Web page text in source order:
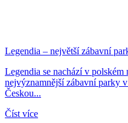
Legendia – největší zábavní
Legendia se nachází v polském
nejvýznamnější zábavní parky
Českou...
Číst více